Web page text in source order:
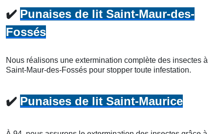
✔️ Punaises de lit Saint-Maur-des-
Fossés
Nous réalisons une extermination complète des insectes à
Saint-Maur-des-Fossés pour stopper toute infestation.
✔️ Punaises de lit Saint-Maurice